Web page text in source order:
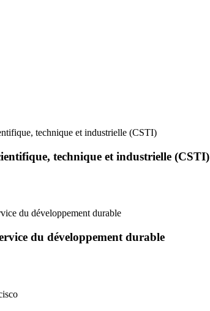
technique et industrielle (CSTI)
technique et industrielle (CSTI)
du développement durable
du développement durable